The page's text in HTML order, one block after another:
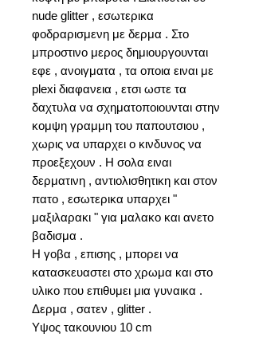
nude glitter , εσωτερικα
φοδραρισμενη με δερμα . Στο
μπροστινο μερος δημιουργουνται
εφε , ανοιγματα , τα οποια ειναι με
plexi διαφανεια , ετσι ωστε τα
δαχτυλα να σχηματοποιουνται στην
κομψη γραμμη του παπουτσιου ,
χωρις να υπαρχει ο κινδυνος να
προεξεχουν . Η σολα ειναι
δερματινη , αντιολισθητικη και στον
πατο , εσωτερικα υπαρχει "
μαξιλαρακι " για μαλακο και ανετο
βαδισμα .
Η γοβα , επισης , μπορει να
κατασκευαστει στο χρωμα και στο
υλικο που επιθυμει μια γυναικα .
Δερμα , σατεν , glitter .
Υψος τακουνιου 10 cm